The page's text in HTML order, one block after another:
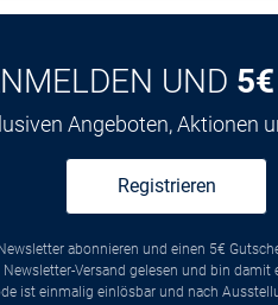
UND
Angeboten, Aktionen
Registrieren
abonnieren und einen 5€
Versand gelesen und bin damit
ist einmalig einlösbar und nach